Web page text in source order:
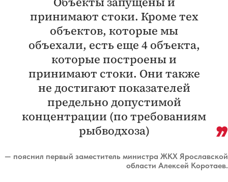
принимают стоки. Кроме тех
объектов, которые мы
объехали, есть еще 4 объекта,
которые построены и
принимают стоки. Они также
не достигают показателей
предельно допустимой
концентрации (по требованиям
рыбводхоза)
— пояснил первый заместитель министра ЖКХ Ярославской
области Алексей Коротаев.